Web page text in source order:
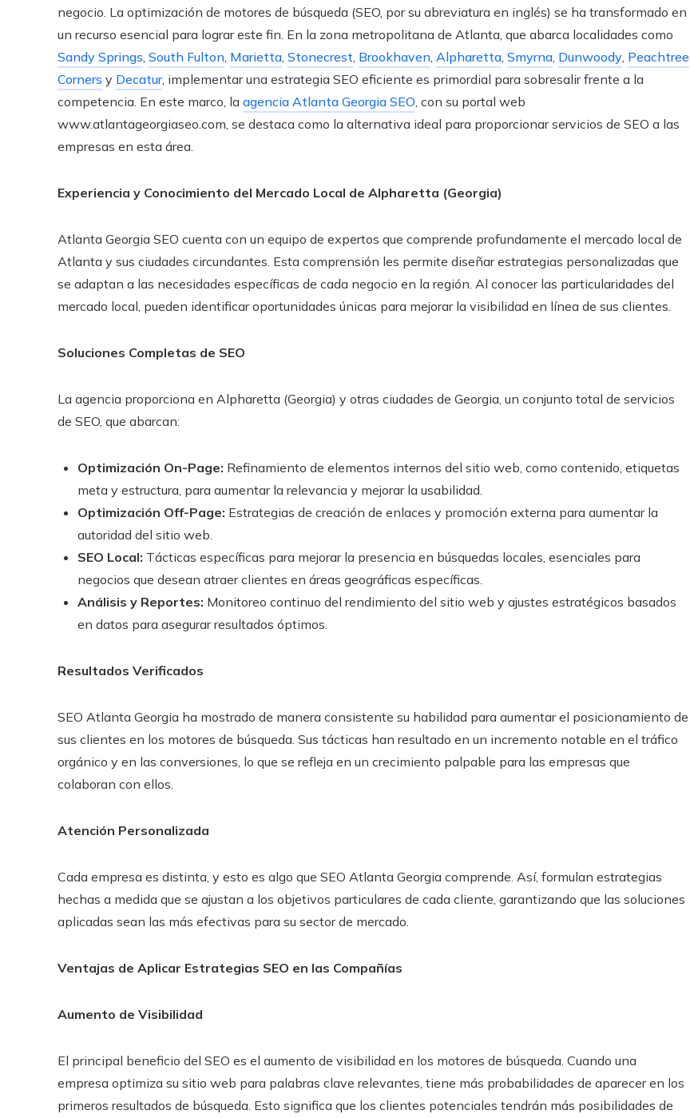
negocio. La optimización de motores de búsqueda (SEO, por su abreviatura en inglés) se ha transformado en
un recurso esencial para lograr este fin. En la zona metropolitana de Atlanta, que abarca localidades como
Sandy Springs South Fulton Marietta Stonecrest Brookhaven Alpharetta Smyrna Dunwoody Peachtree
Corners y Decatur, implementar una estrategia SEO eficiente es primordial para sobresalir frente a la
competencia. En este marco, la agencia Atlanta Georgia SEO , con su portal web
www.atlantageorgiaseo.com, se destaca como la alternativa ideal para proporcionar servicios de SEO a las
empresas en esta área.
Experiencia y Conocimiento del Mercado Local de Alpharetta (Georgia)
Atlanta Georgia SEO cuenta con un equipo de expertos que comprende profundamente el mercado local de
Atlanta y sus ciudades circundantes. Esta comprensión les permite diseñar estrategias personalizadas que
se adaptan a las necesidades específicas de cada negocio en la región. Al conocer las particularidades del
mercado local, pueden identificar oportunidades únicas para mejorar la visibilidad en línea de sus clientes.
Soluciones Completas de SEO
La agencia proporciona en Alpharetta (Georgia) y otras ciudades de Georgia, un conjunto total de servicios
de SEO, que abarcan:
Optimización On-Page: Refinamiento de elementos internos del sitio web, como contenido, etiquetas
meta y estructura, para aumentar la relevancia y mejorar la usabilidad.
Optimización Off-Page: Estrategias de creación de enlaces y promoción externa para aumentar la
autoridad del sitio web.
SEO Local: Tácticas específicas para mejorar la presencia en búsquedas locales, esenciales para
negocios que desean atraer clientes en áreas geográficas específicas.
Análisis y Reportes: Monitoreo continuo del rendimiento del sitio web y ajustes estratégicos basados
en datos para asegurar resultados óptimos.
Resultados Verificados
SEO Atlanta Georgia ha mostrado de manera consistente su habilidad para aumentar el posicionamiento de
sus clientes en los motores de búsqueda. Sus tácticas han resultado en un incremento notable en el tráfico
orgánico y en las conversiones, lo que se refleja en un crecimiento palpable para las empresas que
colaboran con ellos.
Atención Personalizada
Cada empresa es distinta, y esto es algo que SEO Atlanta Georgia comprende. Así, formulan estrategias
hechas a medida que se ajustan a los objetivos particulares de cada cliente, garantizando que las soluciones
aplicadas sean las más efectivas para su sector de mercado.
Ventajas de Aplicar Estrategias SEO en las Compañías
Aumento de Visibilidad
El principal beneficio del SEO es el aumento de visibilidad en los motores de búsqueda. Cuando una
empresa optimiza su sitio web para palabras clave relevantes, tiene más probabilidades de aparecer en los
primeros resultados de búsqueda. Esto significa que los clientes potenciales tendrán más posibilidades de